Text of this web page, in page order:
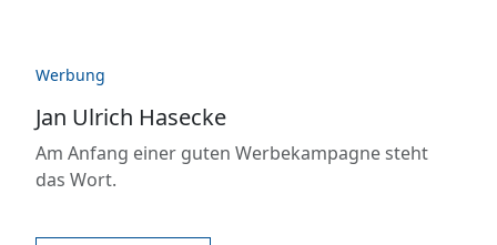
Werbung
Jan Ulrich Hasecke
Am Anfang einer guten Werbekampagne steht
das Wort.